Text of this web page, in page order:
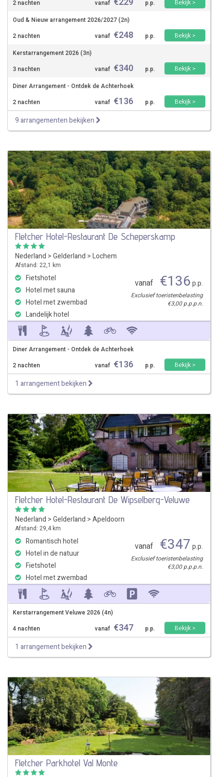
2 nachten vanaf p.p.
Bekijk >
Oud & Nieuw arrangement 2026/2027 (2n)
2 nachten
vanaf €248 p.p.
Bekijk >
Kerstarrangement 2026 (3n)
3 nachten
vanaf €340 p.p.
Bekijk >
Diner Arrangement - Ontdek de Achterhoek
2 nachten
vanaf €136 p.p. Bekijk >
9 arrangementen bekijken
Fletcher Hotel-Restaurant De Scheperskamp
Nederland >Gelderland >Lochem
Afstand: 22,1 km
Fietshotel
Hotel met sauna
Hotel met zwembad
Landelijk hotel
vanaf €136p.p.
Exclusief toeristenbelasting
€3,00 p.p.p.n.
Diner Arrangement - Ontdek de Achterhoek
2 nachten
vanaf €136 p.p. Bekijk >
1 arrangement bekijken
Fletcher Hotel-Restaurant De Wipselberg-Veluwe
Nederland >Gelderland >Apeldoorn
Afstand: 29,4 km
Romantisch hotel
Hotel in de natuur
Fietshotel
Hotel met zwembad
vanaf €347 p.p.
Exclusief toeristenbelasting
€3,00 p.p.p.n.
Kerstarrangement Veluwe 2026 (4n)
4 nachten
vanaf €347 p.p. Bekijk >
1 arrangement bekijken
Fletcher Parkhotel Val Monte